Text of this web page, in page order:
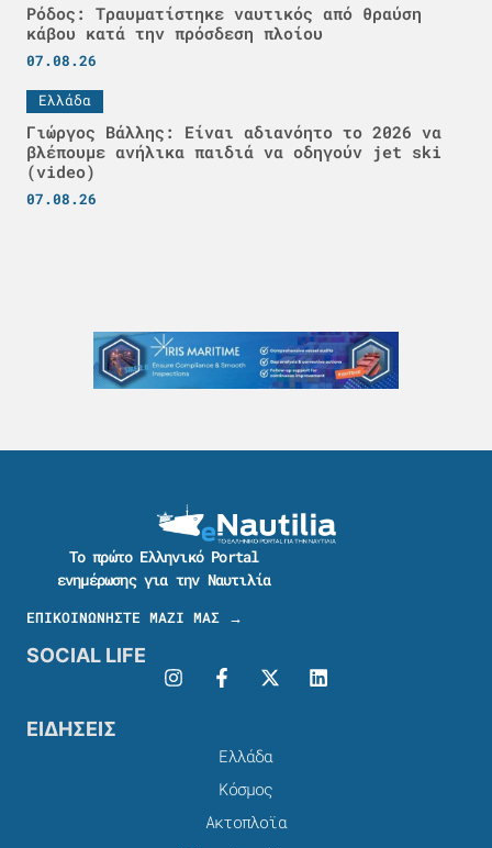
Ρόδος: Τραυματίστηκε ναυτικός από θραύση
κάβου κατά την πρόσδεση πλοίου
07.08.26
Ελλάδα
Γιώργος Βάλλης: Είναι αδιανόητο το 2026 να
βλέπουμε ανήλικα παιδιά να οδηγούν jet ski
(video)
07.08.26
Το πρώτο Ελληνικό Portal
ενημέρωσης για την Ναυτιλία
ΕΠΙΚΟΙΝΩΝΗΣΤΕ ΜΑΖΙ ΜΑΣ →
SOCIAL LIFE
ΕΙΔΗΣΕΙΣ
Ελλάδα
Κόσμος
Ακτοπλοϊα